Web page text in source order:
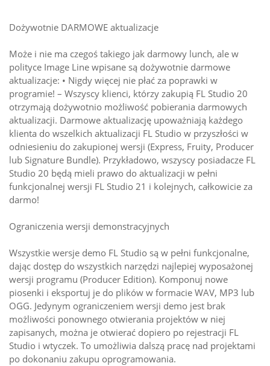
Dożywotnie DARMOWE aktualizacje
Może i nie ma czegoś takiego jak darmowy lunch, ale w
polityce Image Line wpisane są dożywotnie darmowe
aktualizacje: • Nigdy więcej nie płać za poprawki w
programie! – Wszyscy klienci, którzy zakupią FL Studio 20
otrzymają dożywotnio możliwość pobierania darmowych
aktualizacji. Darmowe aktualizację upoważniają każdego
klienta do wszelkich aktualizacji FL Studio w przyszłości w
odniesieniu do zakupionej wersji (Express, Fruity, Producer
lub Signature Bundle). Przykładowo, wszyscy posiadacze FL
Studio 20 będą mieli prawo do aktualizacji w pełni
funkcjonalnej wersji FL Studio 21 i kolejnych, całkowicie za
darmo!
Ograniczenia wersji demonstracyjnych
Wszystkie wersje demo FL Studio są w pełni funkcjonalne,
dając dostęp do wszystkich narzędzi najlepiej wyposażonej
wersji programu (Producer Edition). Komponuj nowe
piosenki i eksportuj je do plików w formacie WAV, MP3 lub
OGG. Jedynym ograniczeniem wersji demo jest brak
możliwości ponownego otwierania projektów w niej
zapisanych, można je otwierać dopiero po rejestracji FL
Studio i wtyczek. To umożliwia dalszą pracę nad projektami
po dokonaniu zakupu oprogramowania.